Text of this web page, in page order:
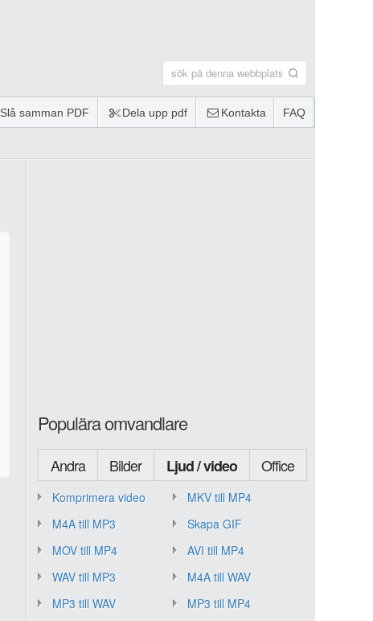
Slå samman PDF Dela upp pdf Kontakta FAQ
Populära omvandlare
Andra Bilder Ljud / video Office
Komprimera video
MKV till MP4
M4A till MP3
Skapa GIF
MOV till MP4
AVI till MP4
WAV till MP3
M4A till WAV
MP3 till WAV
MP3 till MP4